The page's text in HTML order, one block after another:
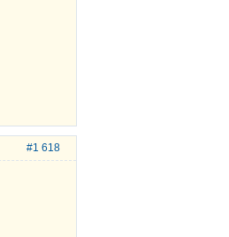
#1 618